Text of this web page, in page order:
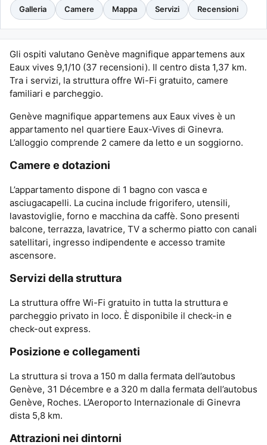
Galleria Camere Mappa Servizi Recensioni
Gli ospiti valutano Genève magnifique appartemens aux
Eaux vives 9,1/10 (37 recensioni). Il centro dista 1,37 km.
Tra i servizi, la struttura offre Wi-Fi gratuito, camere
familiari e parcheggio.
Genève magnifique appartemens aux Eaux vives è un
appartamento nel quartiere Eaux-Vives di Ginevra.
L’alloggio comprende 2 camere da letto e un soggiorno.
Camere e dotazioni
L’appartamento dispone di 1 bagno con vasca e
asciugacapelli. La cucina include frigorifero, utensili,
lavastoviglie, forno e macchina da caffè. Sono presenti
balcone, terrazza, lavatrice, TV a schermo piatto con canali
satellitari, ingresso indipendente e accesso tramite
ascensore.
Servizi della struttura
La struttura offre Wi-Fi gratuito in tutta la struttura e
parcheggio privato in loco. È disponibile il check-in e
check-out express.
Posizione e collegamenti
La struttura si trova a 150 m dalla fermata dell’autobus
Genève, 31 Décembre e a 320 m dalla fermata dell’autobus
Genève, Roches. L’Aeroporto Internazionale di Ginevra
dista 5,8 km.
Attrazioni nei dintorni